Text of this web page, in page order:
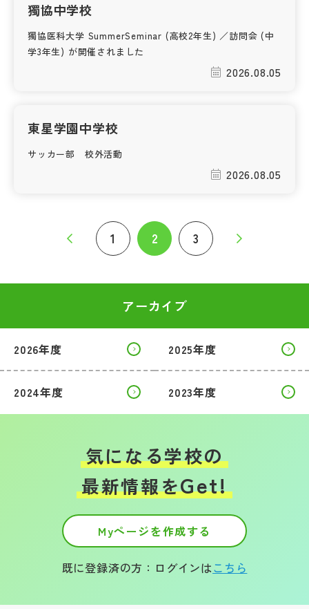
獨協中学校
獨協医科大学 SummerSeminar (高校2年生) ／訪問会 (中
学3年生) が開催されました
2026.08.05
東星学園中学校
サッカー部 校外活動
2026.08.05
1 2 3
アーカイブ
2026年度 2025年度
2024年度 2023年度
気になる学校の
最新情報をGet!
Myページを作成する
既に登録済の方：ログインはこちら